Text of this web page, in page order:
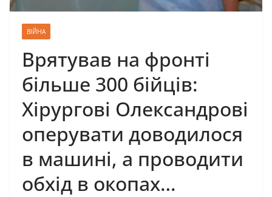
ВІЙНА
Врятував на фронті
більше 300 бійців:
Хірургові Олександрові
оперувати доводилося
в машині, а проводити
обхід в окопах…